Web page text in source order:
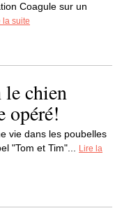
Coagule sur un
la suite
le chien
opéré!
vie dans les poubelles
"Tom et Tim"...
Lire la